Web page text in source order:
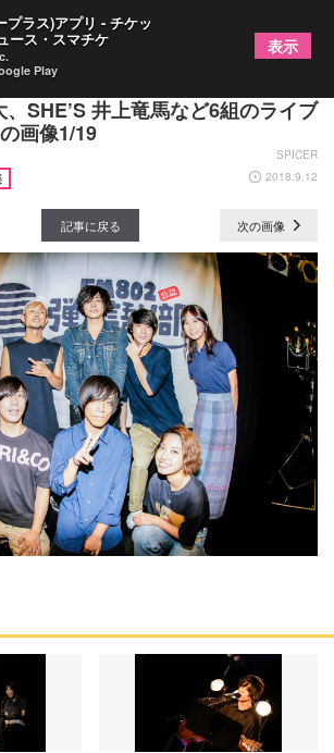
り部』夏季演奏会でLAMP IN
SHE’S 井上竜馬など6組のライブ
画像1/19
SPICER
2018.9.12
記事に戻る 次の画像
プラス)アプリ - チケッ
ース・スマチケ
Play
表示